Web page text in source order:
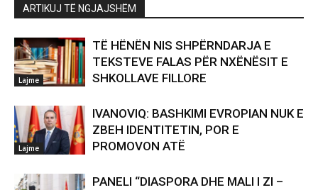
ARTIKUJ TË NGJAJSHËM
Lajme
TË HËNËN NIS SHPËRNDARJA E
TEKSTEVE FALAS PËR NXËNËSIT E
SHKOLLAVE FILLORE
Lajme
IVANOVIQ: BASHKIMI EVROPIAN NUK E
ZBEH IDENTITETIN, POR E
PROMOVON ATË
PANELI “DIASPORA DHE MALI I ZI –